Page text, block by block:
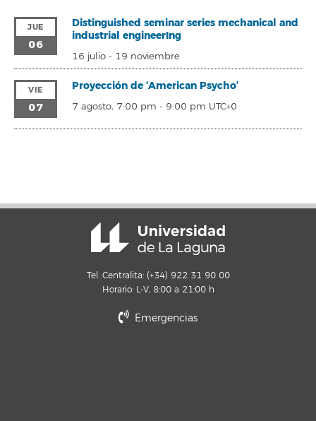
JUE
06
Distinguished seminar series mechanical and
industrial engineerIng
16 julio- 19 noviembre
VIE
07
Proyección de ‘American Psycho’
7 agosto, 7:00 pm - 9:00 pm UTC+0
Tel. Centralita: (+34) 922 31 90 00
Horario: L-V, 8:00 a 21:00 h
Emergencias